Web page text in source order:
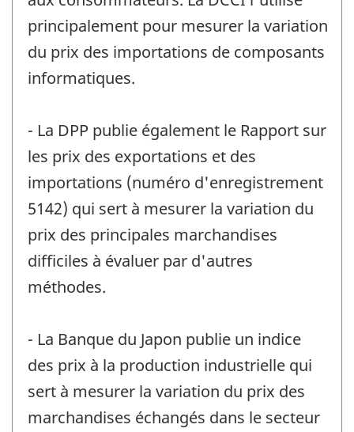
principalement pour mesurer la variation
du prix des importations de composants
informatiques.
- La DPP publie également le Rapport sur
les prix des exportations et des
importations (numéro d'enregistrement
5142) qui sert à mesurer la variation du
prix des principales marchandises
difficiles à évaluer par d'autres
méthodes.
- La Banque du Japon publie un indice
des prix à la production industrielle qui
sert à mesurer la variation du prix des
marchandises échangés dans le secteur